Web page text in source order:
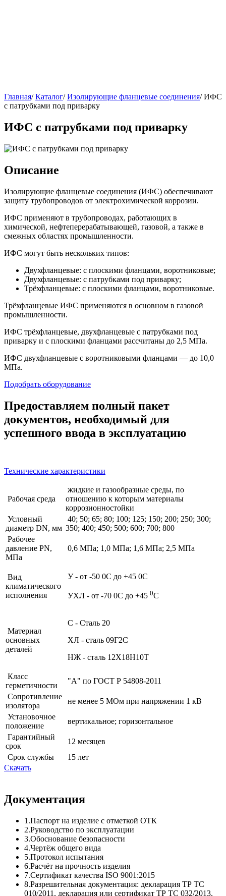
Главная/ Каталог/ Изолирующие фланцевые соединения/ ИФС
с патрубками под приварку
ИФС с патрубками под приварку
Описание
Изолирующие фланцевые соединения (ИФС) обеспечивают
защиту трубопроводов от электрохимической коррозии.
ИФС применяют в трубопроводах, работающих в
химической, нефтеперерабатывающей, газовой, а также в
смежных областях промышленности.
ИФС могут быть нескольких типов:
Двухфланцевые: с плоскими фланцами, воротниковые;
Двухфланцевые: с патрубками под приварку;
Трёхфланцевые: с плоскими фланцами, воротниковые.
Трёхфланцевые ИФС применяются в основном в газовой
промышленности.
ИФС трёхфланцевые, двухфланцевые с патрубками под
приварку и с плоскими фланцами рассчитаны до 2,5 МПа.
ИФС двухфланцевые с воротниковыми фланцами — до 10,0
МПа.
Подобрать оборудование
Предоставляем полный пакет
документов, необходимый для
успешного ввода в эксплуатацию
Технические характеристики
Рабочая среда
жидкие и газообразные среды, по
отношению к которым материалы
коррозионностойки
Условный
диаметр DN, мм
40; 50; 65; 80; 100; 125; 150; 200; 250; 300;
350; 400; 450; 500; 600; 700; 800
Рабочее
давление PN,
МПа
0,6 МПа; 1,0 МПа; 1,6 МПа; 2,5 МПа
Вид
климатического
исполнения
У - от -50 0С до +45 0С
УХЛ - от -70 0С до +45 0С
Материал
основных
деталей
С - Сталь 20
ХЛ - сталь 09Г2С
НЖ - сталь 12Х18Н10Т
Класс
герметичности
"А" по ГОСТ Р 54808-2011
Сопротивление
изолятора
не менее 5 МОм при напряжении 1 кВ
Установочное
положение
вертикальное; горизонтальное
Гарантийный
срок
12 месяцев
Срок службы
15 лет
Скачать
Документация
1.Паспорт на изделие с отметкой ОТК
2.Руководство по эксплуатации
3.Обоснование безопасности
4.Чертёж общего вида
5.Протокол испытания
6.Расчёт на прочность изделия
7.Сертификат качества ISO 9001:2015
8.Разрешительная документация: декларация ТР ТС
010/2011, декларация или сертификат ТР ТС 032/2013,